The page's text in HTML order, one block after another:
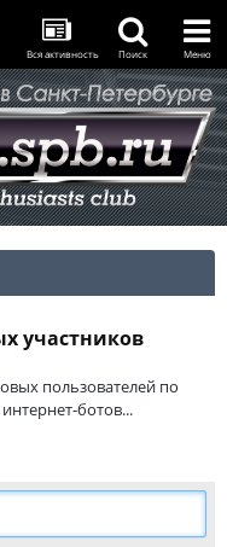
Вся активность Поиск Меню
участников
пользователей по
ботов...